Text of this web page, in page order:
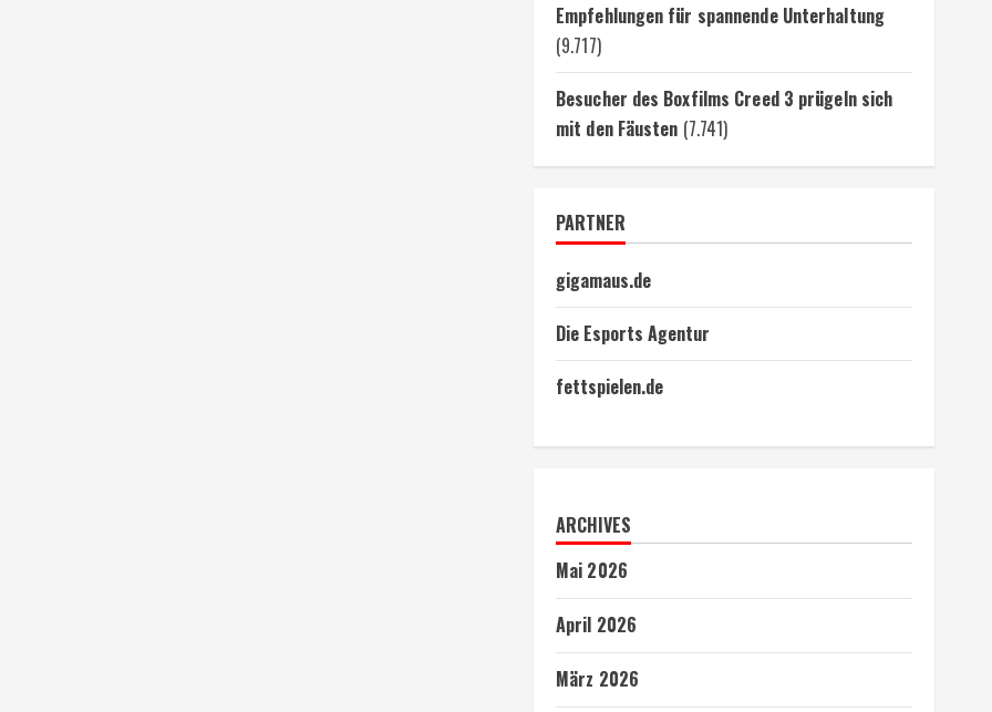
Empfehlungen für spannende Unterhaltung
(9.717)
Besucher des Boxfilms Creed 3 prügeln sich
mit den Fäusten (7.741)
PARTNER
gigamaus.de
Die Esports Agentur
fettspielen.de
ARCHIVES
Mai 2026
April 2026
März 2026